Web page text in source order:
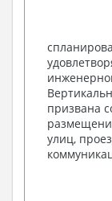
2.
Общие
Схемы
Схема
Опоры
призвана
улиц,